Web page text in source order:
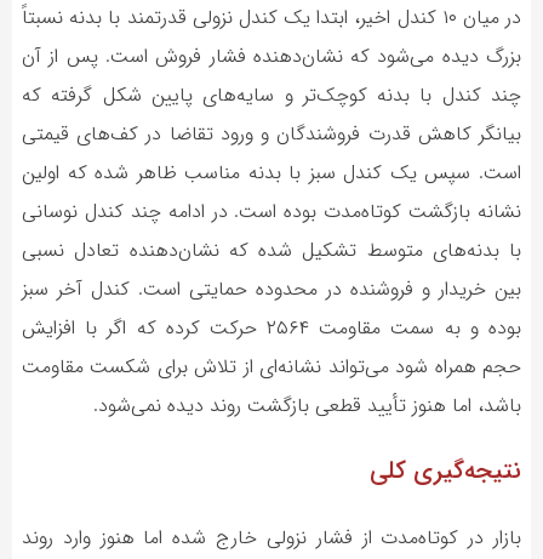
در میان ۱۰ کندل اخیر، ابتدا یک کندل نزولی قدرتمند با بدنه نسبتاً
بزرگ دیده می‌شود که نشان‌دهنده فشار فروش است. پس از آن
چند کندل با بدنه کوچک‌تر و سایه‌های پایین شکل گرفته که
بیانگر کاهش قدرت فروشندگان و ورود تقاضا در کف‌های قیمتی
است. سپس یک کندل سبز با بدنه مناسب ظاهر شده که اولین
نشانه بازگشت کوتاه‌مدت بوده است. در ادامه چند کندل نوسانی
با بدنه‌های متوسط تشکیل شده که نشان‌دهنده تعادل نسبی
بین خریدار و فروشنده در محدوده حمایتی است. کندل آخر سبز
بوده و به سمت مقاومت ۲۵۶۴ حرکت کرده که اگر با افزایش
حجم همراه شود می‌تواند نشانه‌ای از تلاش برای شکست مقاومت
باشد، اما هنوز تأیید قطعی بازگشت روند دیده نمی‌شود.
نتیجه‌گیری کلی
بازار در کوتاه‌مدت از فشار نزولی خارج شده اما هنوز وارد روند